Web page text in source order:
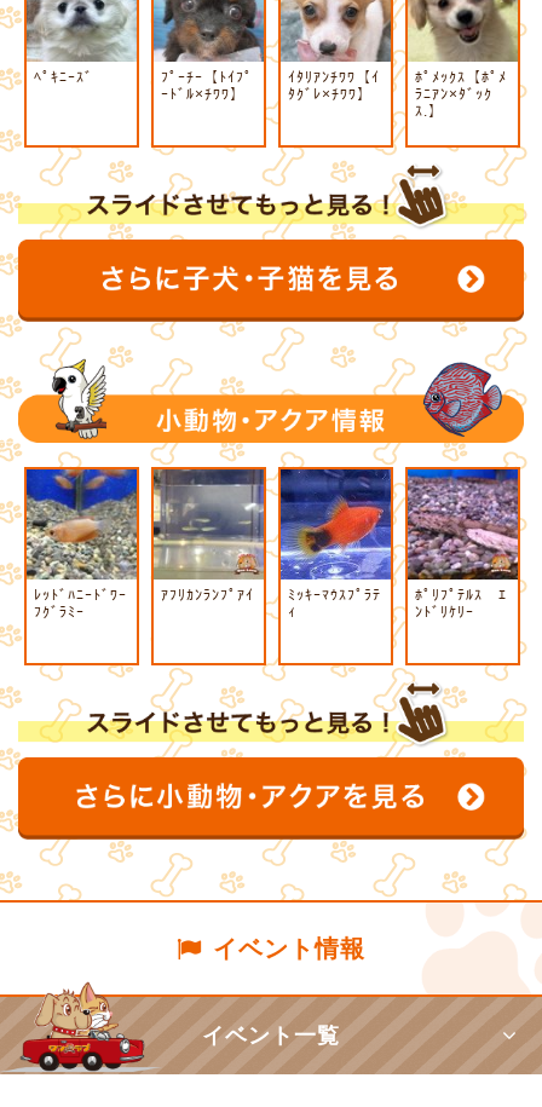
ﾍﾟｷﾆｰｽﾞ
ﾌﾟｰﾁｰ【ﾄｲﾌﾟ
ｰﾄﾞﾙ×ﾁﾜﾜ】
ｲﾀﾘｱﾝﾁﾜﾜ【ｲ
ﾀｸﾞﾚ×ﾁﾜﾜ】
ﾎﾟﾒｯｸｽ【ﾎﾟﾒ
ﾗﾆｱﾝ×ﾀﾞｯｸ
ｽ.】
ﾚｯﾄﾞﾊﾆｰﾄﾞﾜｰ
ﾌｸﾞﾗﾐｰ
ｱﾌﾘｶﾝﾗﾝﾌﾟｱｲ
ﾐｯｷｰﾏｳｽﾌﾟﾗﾃ
ｨ
ﾎﾟﾘﾌﾟﾃﾙｽ ｴ
ﾝﾄﾞﾘｹﾘｰ
イベント情報
イベント一覧